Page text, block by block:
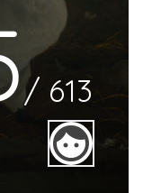
/ 613
face